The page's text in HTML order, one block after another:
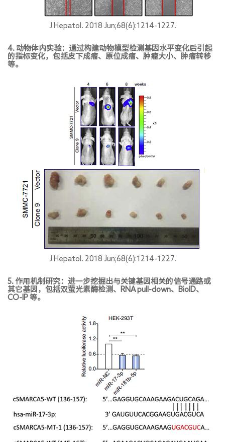
J Hepatol. 2018 Jun;68(6):1214-1227.
4. 动物体内实验：通过构建动物模型检测基因水平变化后引起
的指标变化，包括皮下成瘤、原位成瘤、肿瘤大小、肿瘤转移
等。
J Hepatol. 2018 Jun;68(6):1214-1227.
5. 作用机制研究：进一步挖掘出与关键基因相关的信号通路或
其它基因，包括双萤光素酶检测、RNA pull-down、BioID、
CO-IP 等。